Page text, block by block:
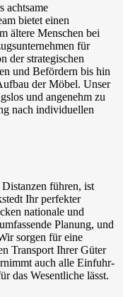
achtsame
bietet einen
ältere Menschen bei
für
der strategischen
und Befördern bis hin
der Möbel. Unser
und angenehm zu
nach individuellen
führen, ist
Ihr perfekter
nationale und
Planung, und
sorgen für eine
Transport Ihrer Güter
auch alle Einfuhr-
das Wesentliche lässt.